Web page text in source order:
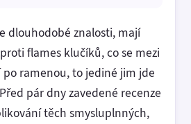
dlouhodobé znalosti, mají
flames klučíků, co se mezi
ramenou, to jediné jim jde
pár dny zavedené recenze
těch smysluplnných,